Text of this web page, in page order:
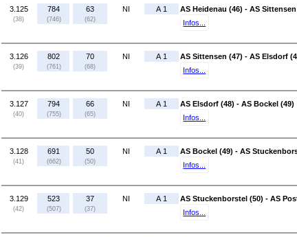
3.125
(38)
784
(746)
63
(62)
NI A 1
AS Heidenau (46) - AS Sittensen
Infos...
3.126
(39)
802
(761)
70
(68)
NI A 1
AS Sittensen (47) - AS Elsdorf
Infos...
3.127
(40)
794
(755)
66
(65)
NI A 1
AS Elsdorf (48) - AS Bockel (49)
Infos...
3.128
(41)
691
(662)
50
(50)
NI A 1
AS Bockel (49) - AS
Infos...
3.129
(42)
523
(507)
37
(37)
NI A 1
AS Stuckenborstel (50) - AS
Infos...